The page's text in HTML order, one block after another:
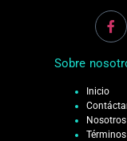
Sobre
Inicio
Nosotros